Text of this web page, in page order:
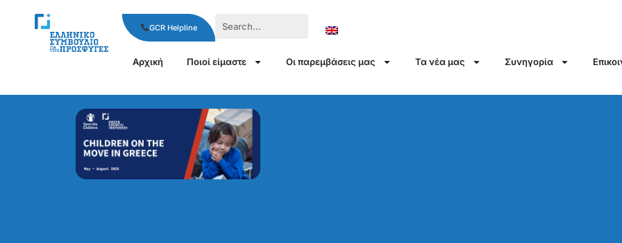
GCR Helpline
Αρχική Ποιοί είμαστε Οι παρεμβάσεις μας Τα νέα μας Συνηγορία